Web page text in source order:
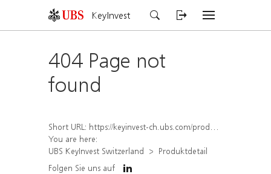
KeyInvest
404 Page not
found
Short URL: https://keyinvest-ch.ubs.com/produkt/detail/index/isin/CH1582455312
You are here:
UBS KeyInvest Switzerland
Produktdetail
Folgen Sie uns auf